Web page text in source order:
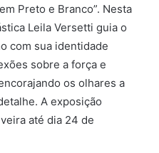
Preto e Branco”. Nesta
Leila Versetti guia o
com sua identidade
sobre a força e
os olhares a
A exposição
até dia 24 de